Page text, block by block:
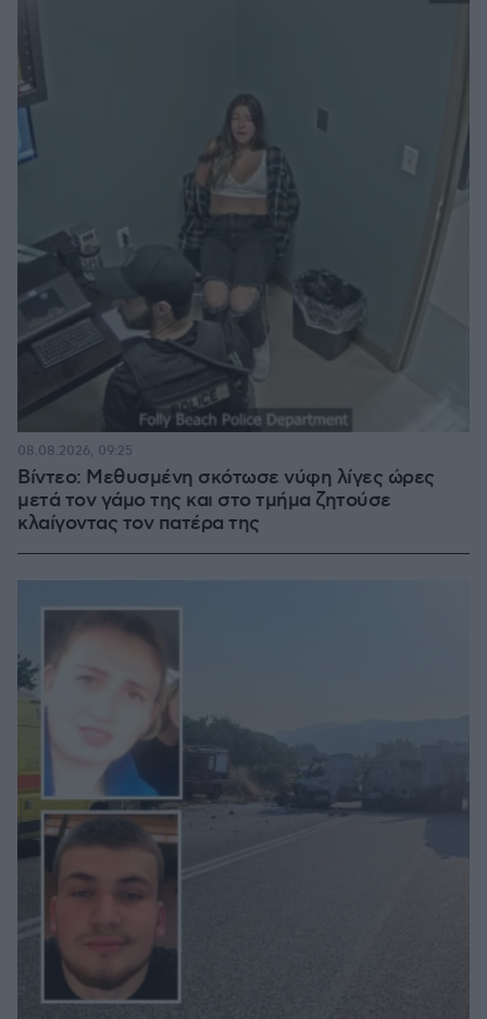
Βίντεο: Μεθυσμένη σκότωσε νύφη λίγες ώρες
μετά τον γάμο της και στο τμήμα ζητούσε
κλαίγοντας τον πατέρα της
08.08.2026, 09:25